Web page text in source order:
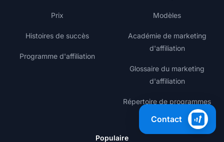
Prix
Histoires de succès
Programme d'affiliation
Modèles
Académie de marketing
d'affiliation
Glossaire du marketing
d'affiliation
Répertoire de programmes
Populaire
Contact